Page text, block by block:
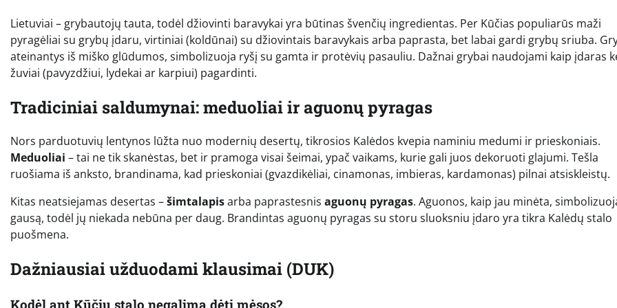
Lietuviai – grybautojų tauta, todėl džiovinti baravykai yra būtinas švenčių ingredientas. Per Kūčias populiarūs maži
pyragėliai su grybų įdaru, virtiniai (koldūnai) su džiovintais baravykais arba paprasta, bet labai gardi grybų sriuba.
ateinantys iš miško glūdumos, simbolizuoja ryšį su gamta ir protėvių pasauliu. Dažnai grybai naudojami kaip įdaras
žuviai (pavyzdžiui, lydekai ar karpiui) pagardinti.
Tradiciniai saldumynai: meduoliai ir aguonų pyragas
Nors parduotuvių lentynos lūžta nuo modernių desertų, tikrosios Kalėdos kvepia naminiu medumi ir prieskoniais.
Meduoliai – tai ne tik skanėstas, bet ir pramoga visai šeimai, ypač vaikams, kurie gali juos dekoruoti glajumi. Tešla
ruošiama iš anksto, brandinama, kad prieskoniai (gvazdikėliai, cinamonas, imbieras, kardamonas) pilnai atsiskleistų.
Kitas neatsiejamas desertas –šimtalapisarba paprastesnis aguonų pyragas. Aguonos, kaip jau minėta,
gausą, todėl jų niekada nebūna per daug. Brandintas aguonų pyragas su storu sluoksniu įdaro yra tikra Kalėdų stalo
puošmena.
Dažniausiai užduodami klausimai (DUK)
Kodėl ant Kūčių stalo negalima dėti mėsos?